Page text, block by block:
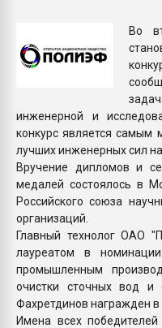
Во
инженерной и
конкурс является
лучших инженерных сил
Вручение дипломов и
медалей состоялось в
Российского союза
организаций.
Главный технолог ОАО
лауреатом в
промышленным
очистки сточных вод и
Фахретдинов награжден
Имена всех победителей